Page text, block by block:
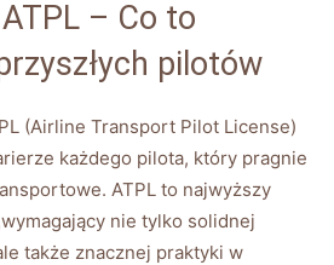
– Co to
pilotów
(Airline Transport Pilot License)
każdego pilota, który pragnie
ATPL to najwyższy
nie tylko solidnej
także znacznej praktyki w